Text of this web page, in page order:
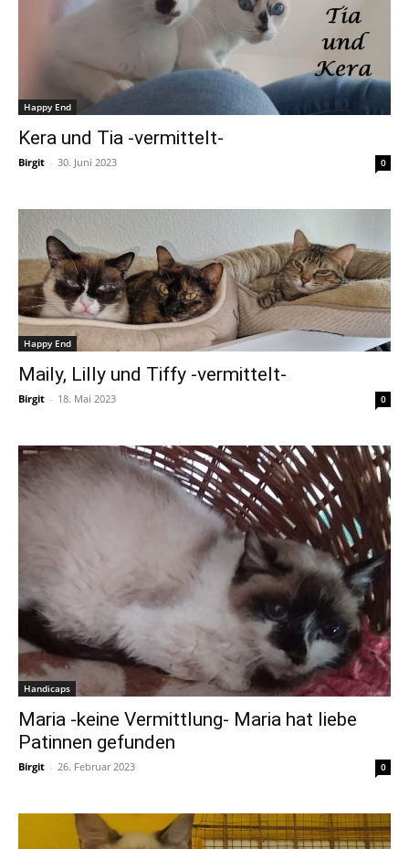
Happy End
Kera und Tia -vermittelt-
Birgit - 30. Juni 2023 0
Happy End
Maily, Lilly und Tiffy -vermittelt-
Birgit - 18. Mai 2023 0
Handicaps
Maria -keine Vermittlung- Maria hat liebe
Patinnen gefunden
Birgit - 26. Februar 2023 0